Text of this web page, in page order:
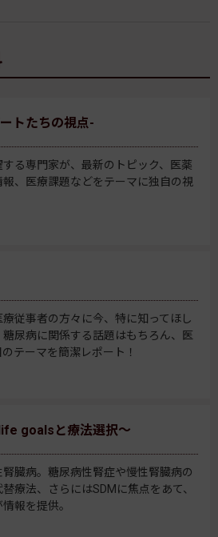
トたちの視点-
る専門家が、最新のトピック、医薬
、医療課題などをテーマに独自の視
従事者の方々に今、特に知ってほし
尿病に関係する話題はもちろん、医
テーマを簡潔レポート！
goalsと療法選択～
臓病。糖尿病性腎症や慢性腎臓病の
療法、さらにはSDMに焦点をあて、
報を提供。